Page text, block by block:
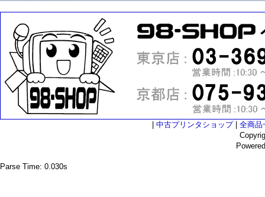
中古プリンタショップ| 全商品
Parse Time: 0.030s